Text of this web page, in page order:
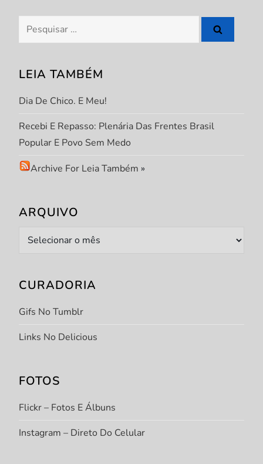
Pesquisar
por:
LEIA TAMBÉM
Dia De Chico. E Meu!
Recebi E Repasso: Plenária Das Frentes Brasil
Popular E Povo Sem Medo
Archive For Leia Também »
ARQUIVO
Arquivo
CURADORIA
Gifs No Tumblr
Links No Delicious
FOTOS
Flickr – Fotos E Álbuns
Instagram – Direto Do Celular